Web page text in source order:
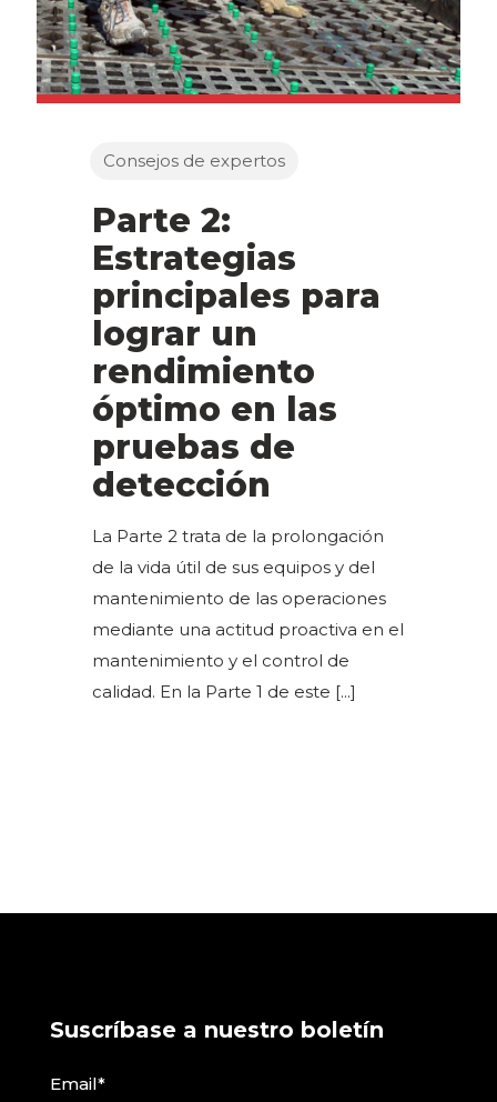
Consejos de expertos
Parte 2:
Estrategias
principales para
lograr un
rendimiento
óptimo en las
pruebas de
detección
La Parte 2 trata de la prolongación
de la vida útil de sus equipos y del
mantenimiento de las operaciones
mediante una actitud proactiva en el
mantenimiento y el control de
calidad. En la Parte 1 de este [...]
Suscríbase a nuestro boletín
Email*